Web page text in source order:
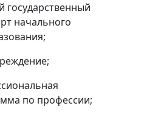
начального
по профессии;